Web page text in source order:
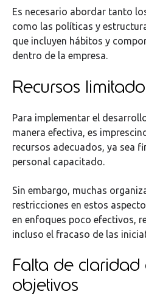
Es necesario abordar tanto
como las políticas y
que incluyen hábitos y
dentro de la empresa.
Recursos
Para implementar el
manera efectiva, es
recursos adecuados, ya sea
personal capacitado.
Sin embargo, muchas
restricciones en estos
en enfoques poco efectivos,
incluso el fracaso de las
Falta de claridad
objetivos